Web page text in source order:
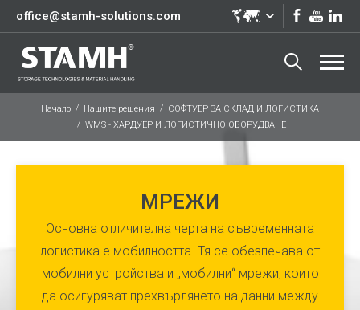
office@stamh-solutions.com
Начало Нашите решения
СОФТУЕР ЗА СКЛАД И ЛОГИСТИКА
WMS - ХАРДУЕР И ЛОГИСТИЧНО ОБОРУДВАНЕ
МРЕЖИ
Основна отличителна черта на съвременната
логистика е мобилността. Тя се обезпечава от
мобилни устройства и „мобилни“ мрежи, които
да осигуряват прехвърлянето на данни между